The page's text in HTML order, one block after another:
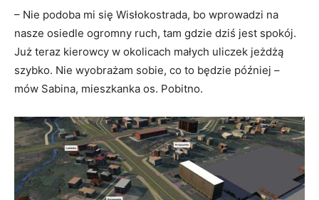
– Nie podoba mi się Wisłokostrada, bo wprowadzi na
nasze osiedle ogromny ruch, tam gdzie dziś jest spokój.
Już teraz kierowcy w okolicach małych uliczek jeżdżą
szybko. Nie wyobrażam sobie, co to będzie później –
mów Sabina, mieszkanka os. Pobitno.